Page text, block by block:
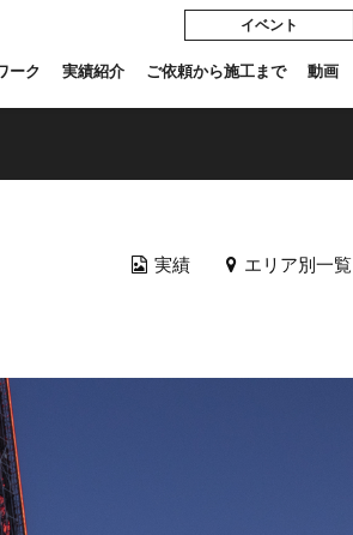
イベント
ーク 実績紹介 ご依頼から施工まで 動画
実績 エリア別一覧